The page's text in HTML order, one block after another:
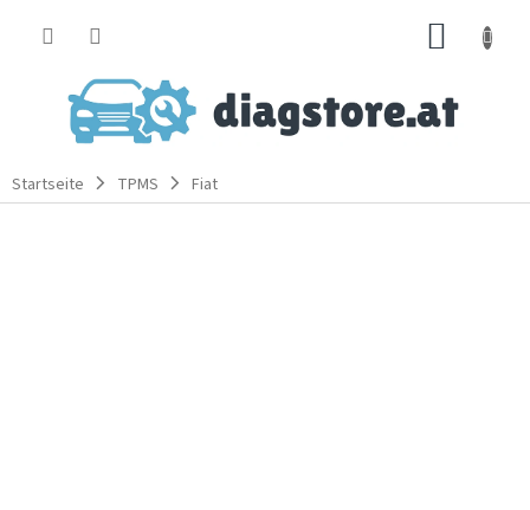
Startseite TPMS Fiat